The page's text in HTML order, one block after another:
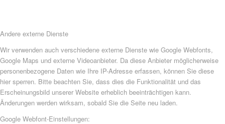
Andere externe Dienste
Wir verwenden auch verschiedene externe Dienste wie Google Webfonts,
Google Maps und externe Videoanbieter. Da diese Anbieter möglicherweise
personenbezogene Daten wie Ihre IP-Adresse erfassen, können Sie diese
hier sperren. Bitte beachten Sie, dass dies die Funktionalität und das
Erscheinungsbild unserer Website erheblich beeinträchtigen kann.
Änderungen werden wirksam, sobald Sie die Seite neu laden.
Google Webfont-Einstellungen: